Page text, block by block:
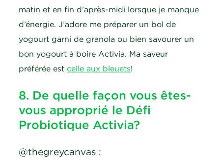
matin et en fin d’après-midi lorsque je manque
d’énergie. J’adore me préparer un bol de
yogourt garni de granola ou bien savourer un
bon yogourt à boire Activia. Ma saveur
préférée est celle aux bleuets!
8. De quelle façon vous êtes-
vous approprié le Défi
Probiotique Activia?
@thegreycanvas :